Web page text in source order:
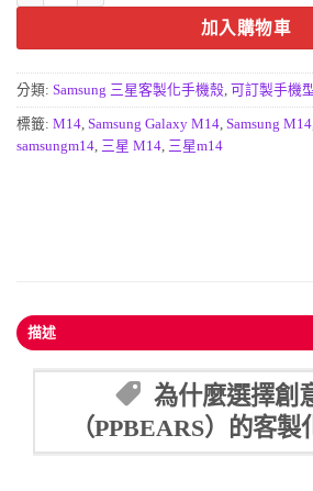
加入購物車
分類: Samsung 三星客製化手機殼, 可訂製手機
標籤: M14, Samsung Galaxy M14, Samsung M14
samsungm14, 三星 M14, 三星m14
描述
為什麼選擇創
（PPBEARS）的客製